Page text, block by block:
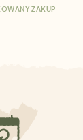
ZAKUP